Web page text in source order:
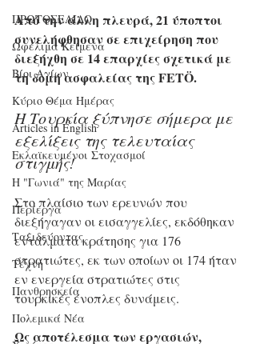
ΠΡΩΤΟΣΕΛΙΔΟ
Ωφέλιμα Κείμενα
Βίοι Αγίων
Κύριο Θέμα Ημέρας
Articles in English
Εκλαϊκευμένοι Στοχασμοί
Η "Γωνιά" της Μαρίας
Περίεργα
Ταξιδεύοντας
Τέχνη
Πανθρησκεία
Πολεμικά Νέα
Από την άλλη πλευρά, 21 ύποπτοι
συνελήφθησαν σε επιχείρηση που
διεξήχθη σε 14 επαρχίες σχετικά με
τη δομή ασφαλείας της FETÖ.
Η Τουρκία ξύπνησε σήμερα με
εξελίξεις της τελευταίας
στιγμής!
Στο πλαίσιο των ερευνών που
διεξήγαγαν οι εισαγγελίες, εκδόθηκαν
εντάλματα κράτησης για 176
στρατιώτες, εκ των οποίων οι 174 ήταν
εν ενεργεία στρατιώτες στις
τουρκικές ένοπλες δυνάμεις.
Ως αποτέλεσμα των εργασιών,